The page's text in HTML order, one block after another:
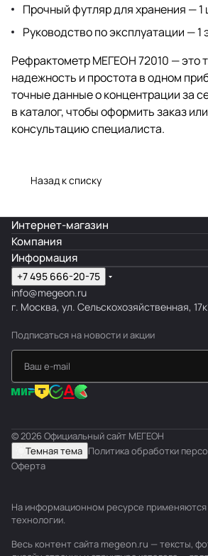
Прочный футляр для хранения — 1
Руководство по эксплуатации — 1
Рефрактометр МЕГЕОН 72010 — это
надежность и простота в одном
точные данные о концентрации за
в каталог, чтобы оформить заказ
консультацию специалиста.
Назад к списку
Интернет-магазин
Компания
Информация
+7 495 666-20-75
info@megeon.ru
г. Москва, ул. Сельскохозяйственная,
Подписаться на новости и акции
© 2026 Официальный сайт МЕГЕОН
Темная тема Политика обработки
Оферта
На информационном ресурсе применяются
технологии.
Весь контент сайта megeon.ru — тексты,